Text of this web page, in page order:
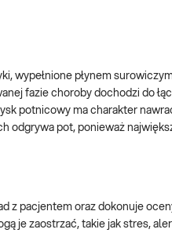
wypełnione płynem
fazie choroby dochodzi do
potnicowy ma charakter
odgrywa pot, ponieważ
z pacjentem oraz dokonuje
je zaostrzać, takie jak stres,